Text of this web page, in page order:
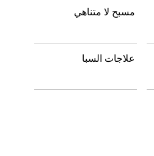
ﻣﺴﺒﺢ لا ﻣﺘﻨﺎﻫﻲ
علاجات السبا